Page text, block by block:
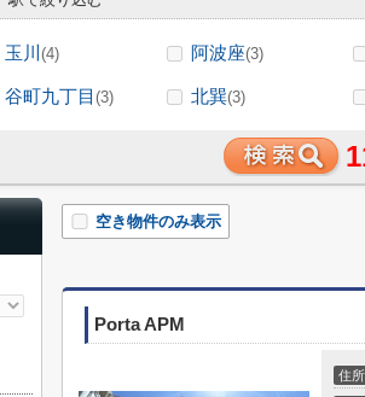
玉川 (4) 阿波座(3)
谷町九丁目 (3) 北巽(3)
空き物件のみ表示
Porta APM
住所